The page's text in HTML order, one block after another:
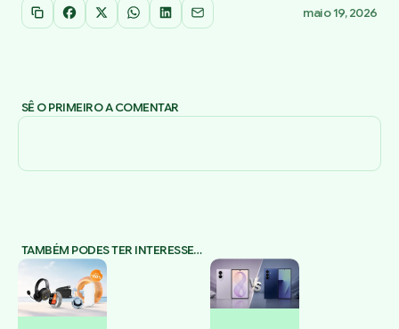
Copiar link
Facebook
X WhatsApp
LinkedInEmail maio 19, 2026
SÊ O PRIMEIRO A COMENTAR
TAMBÉM PODES TER INTERESSE…